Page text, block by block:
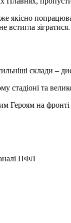
склади –
стадіоні та
Героям на
ПФЛ